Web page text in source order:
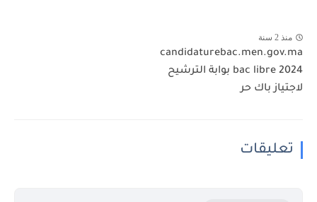
منذ 2 سنة
candidaturebac.men.gov.ma
bac libre 2024 بوابة الترشيح
لاجتياز باك حر
تعليقات